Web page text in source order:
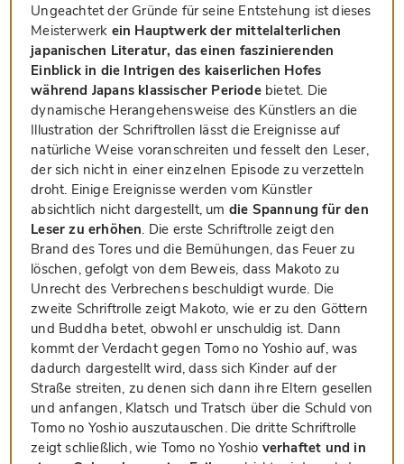
Ungeachtet der Gründe für seine Entstehung ist dieses
Meisterwerk ein Hauptwerk der mittelalterlichen
japanischen Literatur, das einen faszinierenden
Einblick in die Intrigen des kaiserlichen Hofes
während Japans klassischer Periodebietet. Die
dynamische Herangehensweise des Künstlers an die
Illustration der Schriftrollen lässt die Ereignisse auf
natürliche Weise voranschreiten und fesselt den Leser,
der sich nicht in einer einzelnen Episode zu verzetteln
droht. Einige Ereignisse werden vom Künstler
absichtlich nicht dargestellt, um die Spannung für den
Leser zu erhöhen. Die erste Schriftrolle zeigt den
Brand des Tores und die Bemühungen, das Feuer zu
löschen, gefolgt von dem Beweis, dass Makoto zu
Unrecht des Verbrechens beschuldigt wurde. Die
zweite Schriftrolle zeigt Makoto, wie er zu den Göttern
und Buddha betet, obwohl er unschuldig ist. Dann
kommt der Verdacht gegen Tomo no Yoshio auf, was
dadurch dargestellt wird, dass sich Kinder auf der
Straße streiten, zu denen sich dann ihre Eltern gesellen
und anfangen, Klatsch und Tratsch über die Schuld von
Tomo no Yoshio auszutauschen. Die dritte Schriftrolle
zeigt schließlich, wie Tomo no Yoshio verhaftet und in